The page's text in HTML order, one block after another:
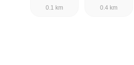
0.1 km
0.4 km